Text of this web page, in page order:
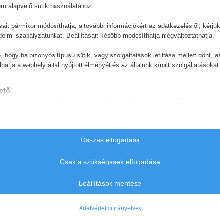
alapvető sütik használatához.
bármikor módosíthatja, a további információkért az adatkezelésről,
szabályzatunkat. Beállításait később módosíthatja megváltoztathatja.
hogy ha bizonyos típusú sütik, vagy szolgáltatások letiltása mellett dönt,
a webhely által nyújtott élményét és az általunk kínált szolgáltatásokat.
teszik számunkra, hogy betekintést nyerjünk abba, hogyan lépnek
Részletek megjelenítése
Összes elfogadása
Csak a szükségesek elfogadása
Beállítások mentése
Adatvédelmi irányelvek